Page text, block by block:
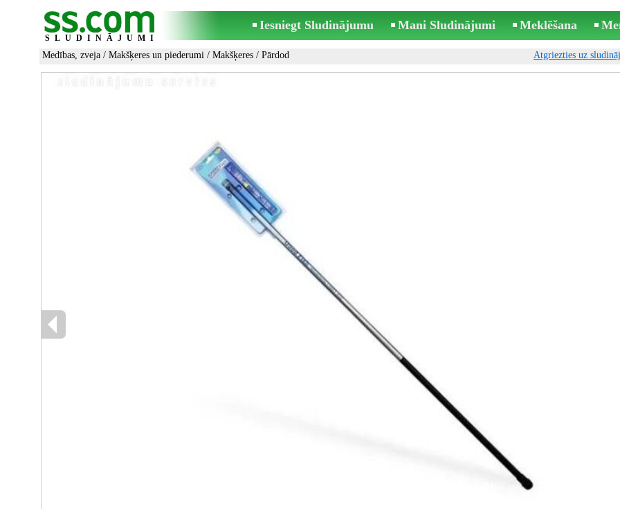
SLUDINĀJUMI
Iesniegt Sludinājumu Mani Sludinājumi Meklēšana
Medības, zveja / Makšķeres un piederumi / Makšķeres / Pārdod Atgriezties uz